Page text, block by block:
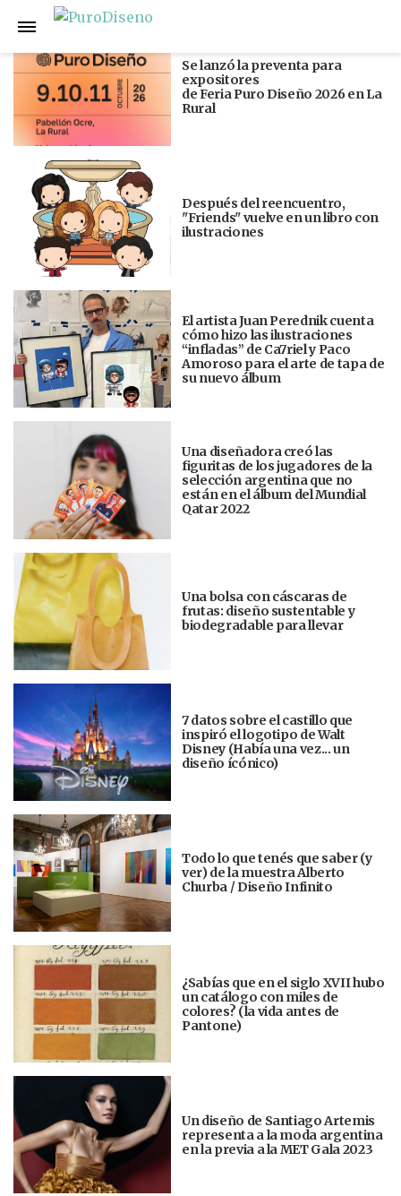
Anterior
Se lanzó la preventa para
expositores
de Feria Puro Diseño 2026 en La
Rural
Después del reencuentro,
"Friends" vuelve en un libro con
ilustraciones
El artista Juan Perednik cuenta
cómo hizo las ilustraciones
“infladas” de Ca7riel y Paco
Amoroso para el arte de tapa de
su nuevo álbum
Una diseñadora creó las
figuritas de los jugadores de la
selección argentina que no
están en el álbum del Mundial
Qatar 2022
Una bolsa con cáscaras de
frutas: diseño sustentable y
biodegradable para llevar
7 datos sobre el castillo que
inspiró el logotipo de Walt
Disney (Había una vez... un
diseño ícónico)
Todo lo que tenés que saber (y
ver) de la muestra Alberto
Churba / Diseño Infinito
¿Sabías que en el siglo XVII hubo
un catálogo con miles de
colores? (la vida antes de
Pantone)
Un diseño de Santiago Artemis
representa a la moda argentina
en la previa a la MET Gala 2023
Siguiente